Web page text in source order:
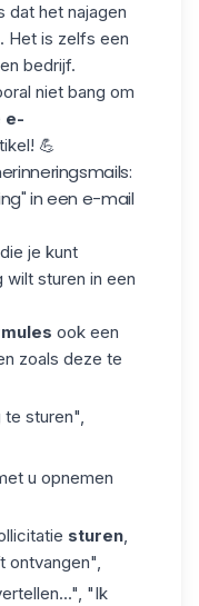
dat het najagen
Het is zelfs een
bedrijf.
niet bang om
e-
💪
in een e-mail
je kunt
wilt sturen in een
ook een
zoals deze te
sturen",
u opnemen
sturen,
ontvangen",
"Ik